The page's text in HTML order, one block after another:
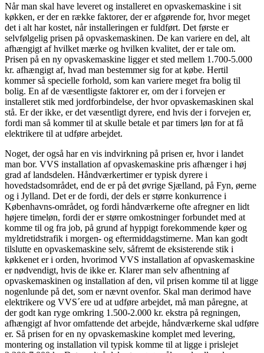
Når man skal have leveret og installeret en opvaskemaskine i sit
køkken, er der en række faktorer, der er afgørende for, hvor meget
det i alt har kostet, når installeringen er fuldført. Det første er
selvfølgelig prisen på opvaskemaskinen. De kan variere en del, alt
afhængigt af hvilket mærke og hvilken kvalitet, der er tale om.
Prisen på en ny opvaskemaskine ligger et sted mellem 1.700-5.000
kr. afhængigt af, hvad man bestemmer sig for at købe. Hertil
kommer så specielle forhold, som kan variere meget fra bolig til
bolig. En af de væsentligste faktorer er, om der i forvejen er
installeret stik med jordforbindelse, der hvor opvaskemaskinen skal
stå. Er der ikke, er det væsentligt dyrere, end hvis der i forvejen er,
fordi man så kommer til at skulle betale et par timers løn for at få
elektrikere til at udføre arbejdet.
Noget, der også har en vis indvirkning på prisen er, hvor i landet
man bor. VVS installation af opvaskemaskine pris afhænger i høj
grad af landsdelen. Håndværkertimer er typisk dyrere i
hovedstadsområdet, end de er på det øvrige Sjælland, på Fyn, øerne
og i Jylland. Det er de fordi, der dels er større konkurrence i
Københavns-området, og fordi håndværkerne ofte afregner en lidt
højere timeløn, fordi der er større omkostninger forbundet med at
komme til og fra job, på grund af hyppigt forekommende køer og
myldretidstrafik i morgen- og eftermiddagstimerne. Man kan godt
tilslutte en opvaskemaskine selv, såfremt de eksisterende stik i
køkkenet er i orden, hvorimod VVS installation af opvaskemaskine
er nødvendigt, hvis de ikke er. Klarer man selv afhentning af
opvaskemaskinen og installation af den, vil prisen komme til at ligge
nogenlunde på det, som er nævnt ovenfor. Skal man derimod have
elektrikere og VVS´ere ud at udføre arbejdet, må man påregne, at
der godt kan ryge omkring 1.500-2.000 kr. ekstra på regningen,
afhængigt af hvor omfattende det arbejde, håndværkerne skal udføre
er. Så prisen for en ny opvaskemaskine komplet med levering,
montering og installation vil typisk komme til at ligge i prislejet